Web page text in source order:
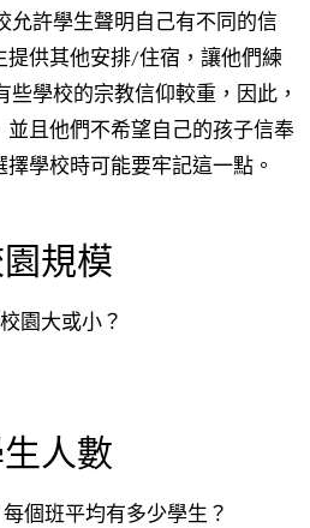
允許學生聲明自己有不同的信
供其他安排/住宿，讓他們練
些學校的宗教信仰較重，因此，
且他們不希望自己的孩子信奉
學校時可能要牢記這一點。
規模
園大或小？
人數
個班平均有多少學生？